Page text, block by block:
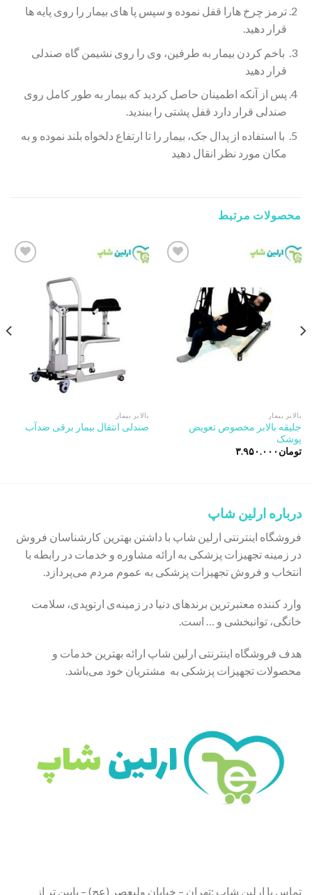
ترمز چرخ هارا قفل نموده و سپس پا های بیمار را روی پایه ها
قرار دهید.
باخم کردن بیمار به طرفین، وی را روی نشیمن گاه صندلی
قرار دهید
پس از آنکه اطمینان حاصل کردید که بیمار به طور کامل روی
صندلی قرار دارد قفل پشتی را ببندید.
با استفاده از پدال جک، بیمار را تا ارتفاع دلخواه بلند نموده و به
مکان مورد نظر انقال دهید
محصولات مرتبط
بالابر بیمار
جلیقه بالابر مخصوص تعویض
پوشک
تومان ۳.۹۵۰.۰۰۰
بالابر بیمار
صندلی انتقال بیمار برقی ضدآب
درباره ارلین شاپ
فروشگاه اینترنتی ارلین شاپ با داشتن بهترین کارشناسان فروش
در زمینه تجهیزات پزشکی به ارائه مشاوره و خدمات در رابطه با
انتخاب و فروش تجهیزات پزشکی به عموم مردم می‌پردازد.
وارد کننده معتبرترین برندهای دنیا در زمینه‌ی ارتوپدی، سلامت
خانگی، توانبخشی و … است.
هدف فروشگاه اینترنتی ارلین شاپ ارائه بهترین خدمات و
محصولات تجهیزات پزشکی به مشتریان خود می‌باشد.
تماس با ارلین شاپ :تهران – خیابان ولیعصر (عج) – پایین تر از